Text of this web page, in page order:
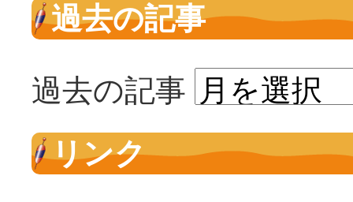
過去の記事
過去の記事
リンク